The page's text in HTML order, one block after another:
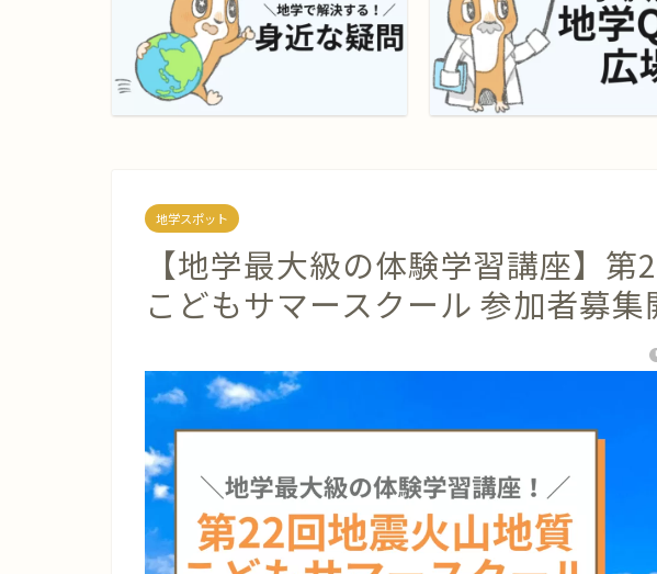
地学スポット
【地学最大級の体験学習講座】
こどもサマースクール 参加者募集